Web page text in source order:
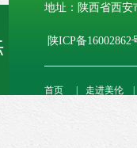
地址：陕西省西安
陕ICP备16002862
首页 走进美伦